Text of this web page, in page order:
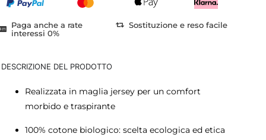
Paga anche a rate
interessi 0%
Sostituzione e reso facile
DESCRIZIONE DEL PRODOTTO
Realizzata in maglia jersey per un comfort
morbido e traspirante
100% cotone biologico: scelta ecologica ed etica